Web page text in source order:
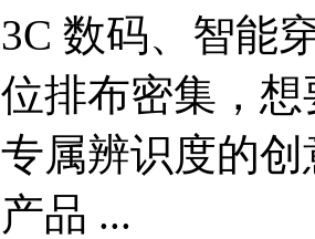
数码、智能
排布密集，
属辨识度的
品 ...